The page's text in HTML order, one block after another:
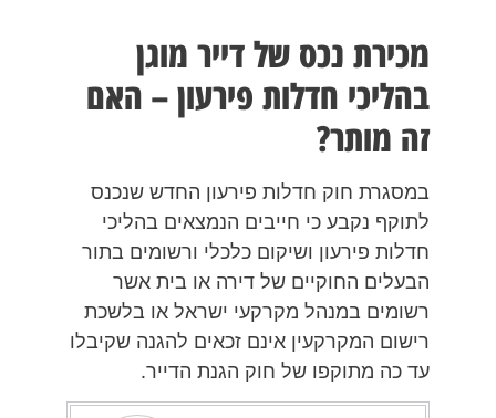
מכירת נכס של דייר מוגן
בהליכי חדלות פירעון – האם
זה מותר?
במסגרת חוק חדלות פירעון החדש שנכנס
לתוקף נקבע כי חייבים הנמצאים בהליכי
חדלות פירעון ושיקום כלכלי ורשומים בתור
הבעלים החוקיים של דירה או בית אשר
רשומים במנהל מקרקעי ישראל או בלשכת
רישום המקרקעין אינם זכאים להגנה שקיבלו
עד כה מתוקפו של חוק הגנת הדייר.